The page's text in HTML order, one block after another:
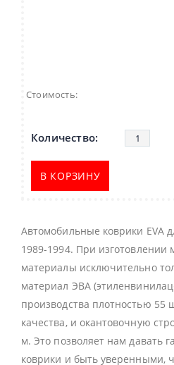
Стоимость:
В КОРЗИНУ
Автомобильные коврики EVA
1989-1994. При изготовлении
материалы исключительно
материал ЭВА
производства плотностью 55
качества, и окантовочную
м. Это позволяет нам давать
коврики и быть уверенными,